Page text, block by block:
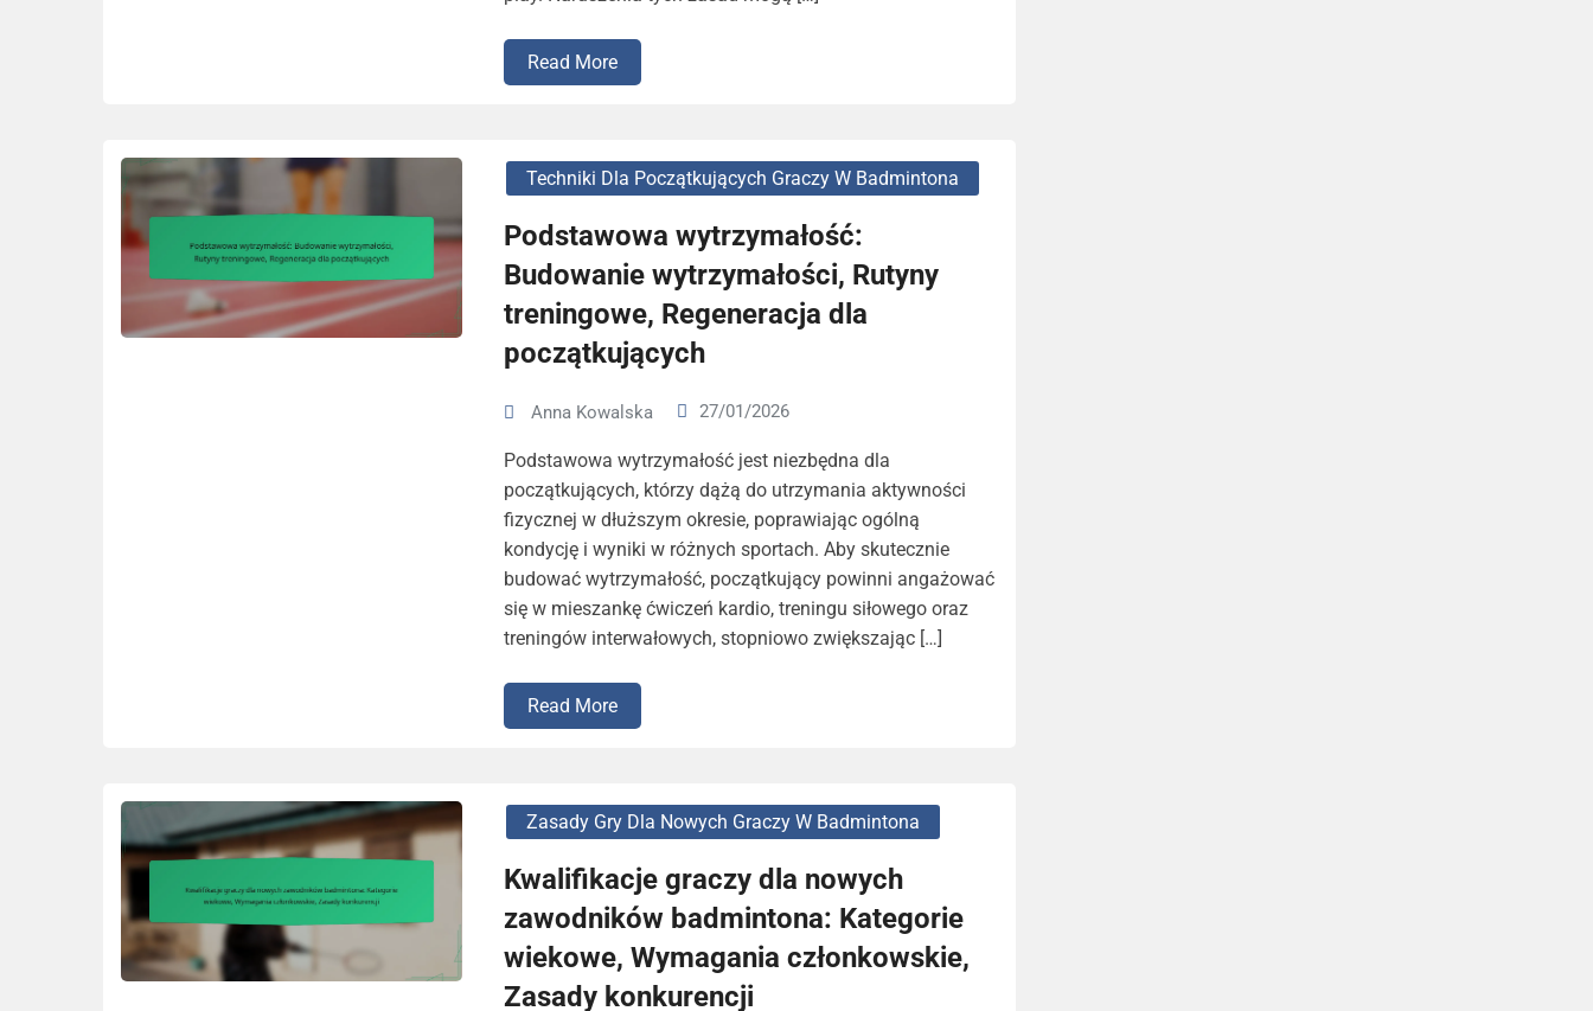
Read More
Techniki Dla Początkujących Graczy W Badmintona
Podstawowa wytrzymałość:
Budowanie wytrzymałości, Rutyny
treningowe, Regeneracja dla
początkujących
Anna Kowalska 27/01/2026
Podstawowa wytrzymałość jest niezbędna dla
początkujących, którzy dążą do utrzymania aktywności
fizycznej w dłuższym okresie, poprawiając ogólną
kondycję i wyniki w różnych sportach. Aby skutecznie
budować wytrzymałość, początkujący powinni angażować
się w mieszankę ćwiczeń kardio, treningu siłowego oraz
treningów interwałowych, stopniowo zwiększając […]
Read More
Zasady Gry Dla Nowych Graczy W Badmintona
Kwalifikacje graczy dla nowych
zawodników badmintona: Kategorie
wiekowe, Wymagania członkowskie,
Zasady konkurencji